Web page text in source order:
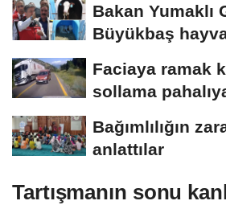
Bakan Yumaklı
Büyükbaş
Faciaya ramak
sollama
Bağımlılığın
anlattılar
Tartışmanın sonu